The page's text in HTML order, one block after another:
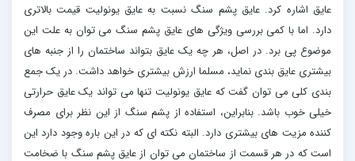
عایق اشاره کرد. عایق پشم سنگ نسبت به عایق یونولیت قیمت بالاتری
دارد. اما با کمی بررسی ویژگی های عایق پشم سنگ می توان به علت این
موضوع پی برد. در اصل، هر چه یک عایق بتواند ساختمان را از جنبه های
بیشتری عایق بندی نماید، مسلما ارزش بیشتری خواهد داشت. در یک جمع
بندی کلی می توان گفت که عایق یونولیت تنها می تواند یک عایق حرارتی
خیلی خوب باشد. بنابراین، استفاده از پشم سنگ از این نظر برای مصرف
کننده مزیت های بیشتری دارد. البته نکته ای که در این باره وجود دارد این
است که در هر قسمت از ساختمان می توان از عایق پشم سنگ با ضخامت